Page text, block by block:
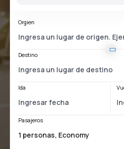
Orgien
Destino
Ida
Pasajeros